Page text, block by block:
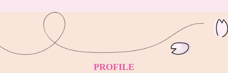
PROFILE